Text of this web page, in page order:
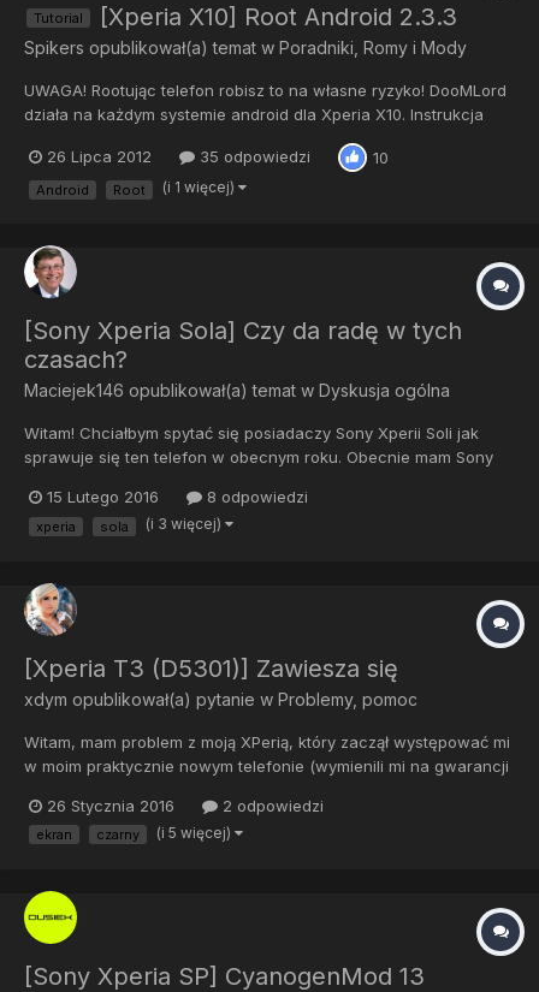
Tutorial [Xperia X10] Root Android 2.3.3
Spikers opublikował(a) temat w Poradniki, Romy i Mody
UWAGA! Rootując telefon robisz to na własne ryzyko! DooMLord
działa na każdym systemie android dla Xperia X10. Instrukcja
DooMLoRD ROOT.zip i wypakowujemy na dysku. 2.Na x10
przechodzimy do ustawieniaaplikacje i zaznaczamy Nieznane
26 Lipca 2012 35 odpowiedzi 10
Android Root (i 1 więcej)
[Sony Xperia Sola] Czy da radę w tych
czasach?
Maciejek146 opublikował(a) temat w Dyskusja ogólna
Witam! Chciałbym spytać się posiadaczy Sony Xperii Soli jak
sprawuje się ten telefon w obecnym roku. Obecnie mam Sony
przynajmniej nie drogi, to chciałbym sobie zakupić. Jedyne moje
obawy dotyczą, czy telefon się nie wiesza, czy można...
15 Lutego 2016 8 odpowiedzi
xperia sola (i 3 więcej)
[Xperia T3 (D5301)] Zawiesza się
xdym opublikował(a) pytanie w Problemy, pomoc
Witam, mam problem z moją XPerią, który zaczął występować mi
w moim praktycznie nowym telefonie (wymienili mi na gwarancji
uznałem, że zrootuje telefonik, przyda się Boot Manager, itp. Do
roota użyłem programu iRoot, który bezproblemowo g...
26 Stycznia 2016 2 odpowiedzi
ekran czarny (i 5 więcej)
[Sony Xperia SP] CyanogenMod 13